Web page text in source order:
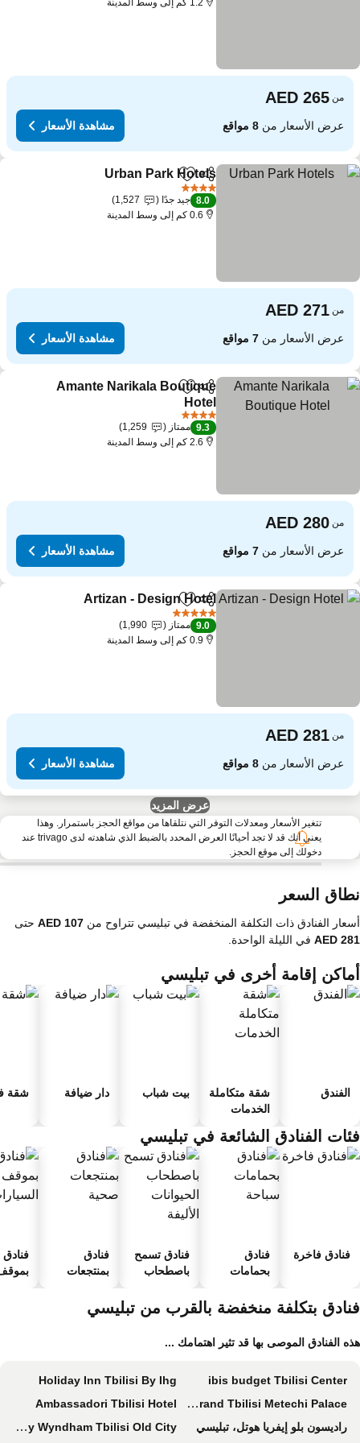
1.2 كم إلى وسط المدينة
من
عرض الأسعار من8 مواقع مشاهدة الأسعار
مشاركةAdd to favorites
Urban Park Hotels
8.0 جيد جدًا
1,527
0.6 كم إلى وسط المدينة
من
عرض الأسعار من7 مواقع مشاهدة الأسعار
مشاركةAdd to favorites
Amante Narikala Boutique
Hotel
مشاهدة الأسعار
9.3 ممتاز
1,259
2.6 كم إلى وسط المدينة
من
عرض الأسعار من7 مواقع مشاهدة الأسعار
مشاركةAdd to favorites
Artizan - Design Hotel
9.0 ممتاز
1,990
0.9 كم إلى وسط المدينة
من
عرض الأسعار من8 مواقع مشاهدة الأسعار
عرض المزيد
تتغير الأسعار ومعدلات التوفر التي نتلقاها من مواقع الحجز باستمرار. وهذا
يعني أنك قد لا تجد أحيانًا العرض المحدد بالضبط الذي شاهدته لدى trivago عند
دخولك إلى موقع الحجز.
السعر
الفنادق ذات التكلفة المنخفضة في تبليسي تتراوح من
حتى
في الليلة الواحدة.
إقامة أخرى في تبليسي
الفندق
شقة متكاملة
الخدمات
بيت شباب دار ضيافة شقة
الفنادق الشائعة في تبليسي
فنادق فاخرة
فنادق
بحمامات
فنادق تسمح
باصطحاب
الأليفة
فنادق
بمنتجعات
فنادق
بتكلفة منخفضة بالقرب من تبليسي
الفنادق الموصى بها قد تثير اهتمامك ...
ibis budget Tbilisi Center
Holiday Inn Tbilisi By Ihg
Sheraton Grand Tbilisi Metechi Palace
Ambassadori Tbilisi Hotel
راديسون بلو إيفريا هوتل، تبليسي
Ramada by Wyndham Tbilisi Old City